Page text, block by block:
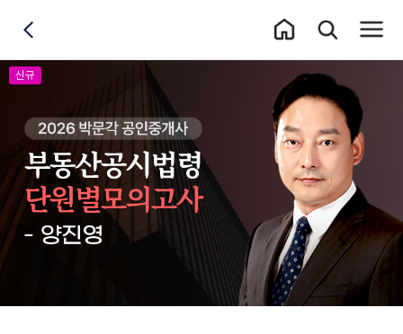
통합검색 레이
전체
뒤로가기
신규